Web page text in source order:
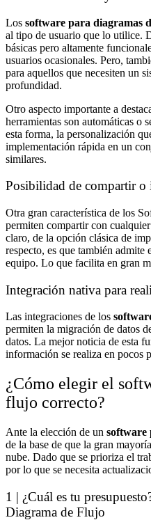
Los software para diagramas
al tipo de usuario que lo utilice.
básicas pero altamente
usuarios ocasionales. Pero,
para aquellos que necesiten un
profundidad.
Otro aspecto importante a
herramientas son automáticas o
esta forma, la personalización
implementación rápida en un
similares.
Posibilidad de compartir
Otra gran característica de los
permiten compartir con
claro, de la opción clásica de
respecto, es que también
equipo. Lo que facilita en gran
Integración nativa para
Las integraciones de los
permiten la migración de datos
datos. La mejor noticia de esta
información se realiza en pocos
¿Cómo elegir el
flujo correcto?
Ante la elección de un software
de la base de que la gran
nube. Dado que se prioriza el
por lo que se necesita
1 | ¿Cuál es tu
Diagrama de Flujo